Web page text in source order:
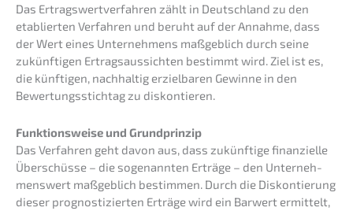
Das Ertrags­wert­ver­fah­ren zählt in Deutsch­land zu den
etablier­ten Verfah­ren und beruht auf der Annah­me, dass
der Wert eines Unter­neh­mens maßgeb­lich durch seine
zukünf­ti­gen Ertrags­aus­sich­ten bestimmt wird. Ziel ist es,
die künfti­gen, nachhal­tig erziel­ba­ren Gewin­ne in den
Bewer­tungs­stich­tag zu diskontieren.
Funkti­ons­wei­se und Grundprinzip
Das Verfah­ren geht davon aus, dass zukünf­ti­ge finan­zi­el­le
Überschüs­se – die sogenann­ten Erträ­ge – den Unter­neh­
mens­wert maßgeb­lich bestim­men. Durch die Diskon­tie­rung
dieser prognos­ti­zier­ten Erträ­ge wird ein Barwert ermit­telt,